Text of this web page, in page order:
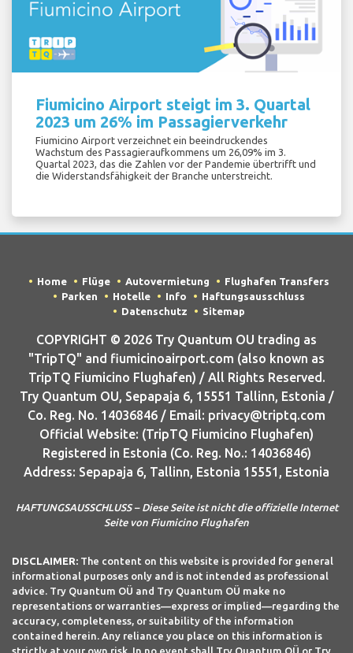
Fiumicino Airport steigt im 3. Quartal
2023 um 26% im Passagierverkehr
Fiumicino Airport verzeichnet ein beeindruckendes
Wachstum des Passagieraufkommens um 26,09% im 3.
Quartal 2023, das die Zahlen vor der Pandemie übertrifft und
die Widerstandsfähigkeit der Branche unterstreicht.
Home Flüge Autovermietung
Flughafen Transfers
Parken
Hotelle Info
Haftungsausschluss
Datenschutz
Sitemap
COPYRIGHT © 2026 Try Quantum OU trading as
"TripTQ" and fiumicinoairport.com (also known as
TripTQ Fiumicino Flughafen) / All Rights Reserved.
Try Quantum OU, Sepapaja 6, 15551 Tallinn, Estonia /
Co. Reg. No. 14036846 / Email: privacy@triptq.com
Official Website: (TripTQ Fiumicino Flughafen)
Registered in Estonia (Co. Reg. No.: 14036846)
Address: Sepapaja 6, Tallinn, Estonia 15551, Estonia
HAFTUNGSAUSSCHLUSS – Diese Seite ist nicht die offizielle Internet
Seite von Fiumicino Flughafen
DISCLAIMER: The content on this website is provided for general
informational purposes only and is not intended as professional
advice. Try Quantum OÜ and Try Quantum OÜ make no
representations or warranties—express or implied—regarding the
accuracy, completeness, or suitability of the information
contained herein. Any reliance you place on this information is
strictly at your own risk. In no event shall Try Quantum OÜ or Try